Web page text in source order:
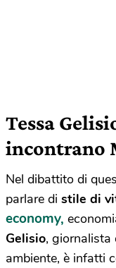
Tessa
incontrano
Nel dibattito di
parlare di stile di
economy,
Gelisio, giornalista
ambiente, è infatti